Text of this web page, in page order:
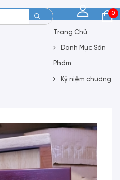
0
Trang Chủ
Danh Mục Sản
Phẩm
Kỷ niệm chương